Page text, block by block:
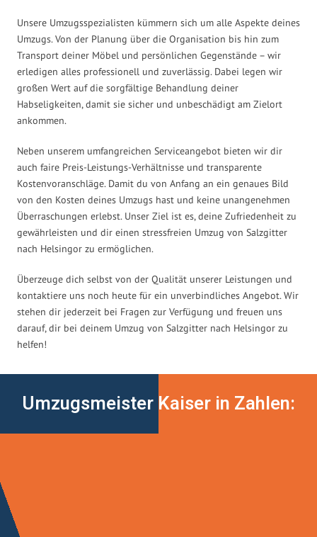
Unsere Umzugsspezialisten kümmern sich um alle Aspekte deines
Umzugs. Von der Planung über die Organisation bis hin zum
Transport deiner Möbel und persönlichen Gegenstände – wir
erledigen alles professionell und zuverlässig. Dabei legen wir
großen Wert auf die sorgfältige Behandlung deiner
Habseligkeiten, damit sie sicher und unbeschädigt am Zielort
ankommen.
Neben unserem umfangreichen Serviceangebot bieten wir dir
auch faire Preis-Leistungs-Verhältnisse und transparente
Kostenvoranschläge. Damit du von Anfang an ein genaues Bild
von den Kosten deines Umzugs hast und keine unangenehmen
Überraschungen erlebst. Unser Ziel ist es, deine Zufriedenheit zu
gewährleisten und dir einen stressfreien Umzug von Salzgitter
nach Helsingor zu ermöglichen.
Überzeuge dich selbst von der Qualität unserer Leistungen und
kontaktiere uns noch heute für ein unverbindliches Angebot. Wir
stehen dir jederzeit bei Fragen zur Verfügung und freuen uns
darauf, dir bei deinem Umzug von Salzgitter nach Helsingor zu
helfen!
Umzugsmeister Kaiser in Zahlen: